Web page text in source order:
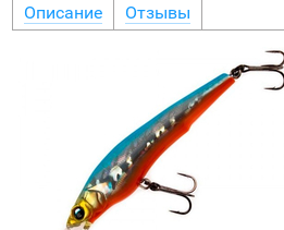
Описание Отзывы